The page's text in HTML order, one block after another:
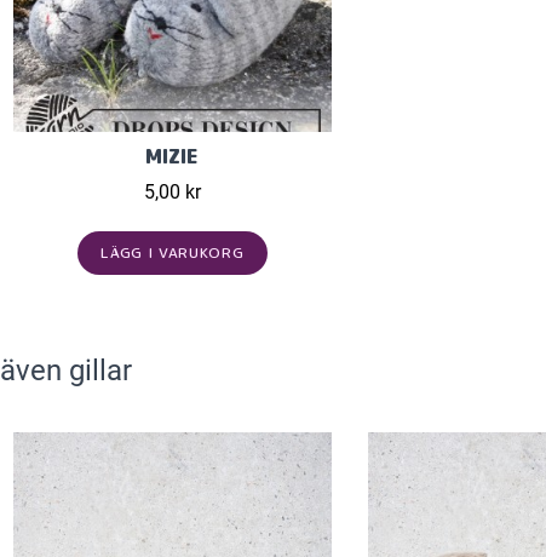
MIZIE
5,00 kr
LÄGG I VARUKORG
gillar